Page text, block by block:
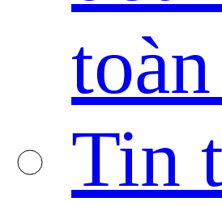
Tin